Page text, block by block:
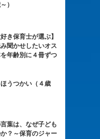
）
好き保育士が選ぶ】
聞かせしたいオス
年齢別に４冊ずつ
うつかい（４歳
葉は、なぜ子ども
？～保育のジャー